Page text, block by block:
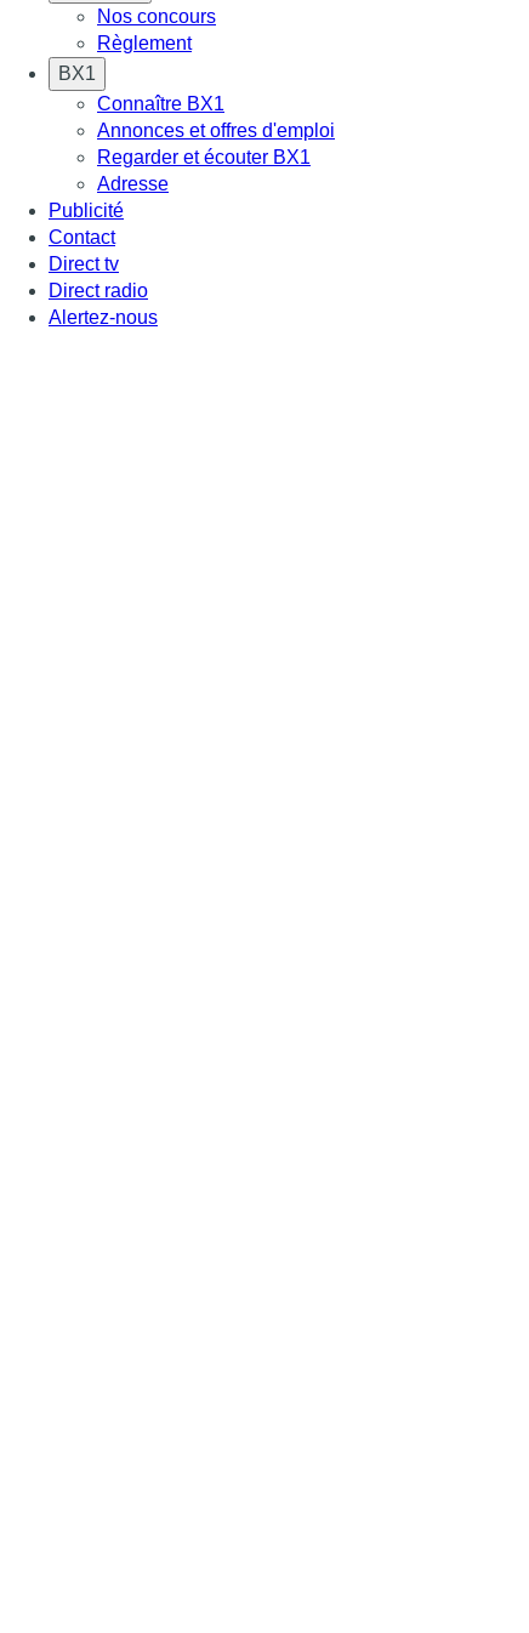
Nos concours
Règlement
BX1
Connaître BX1
Annonces et offres d'emploi
Regarder et écouter BX1
Adresse
Publicité
Contact
Direct tv
Direct radio
Alertez-nous